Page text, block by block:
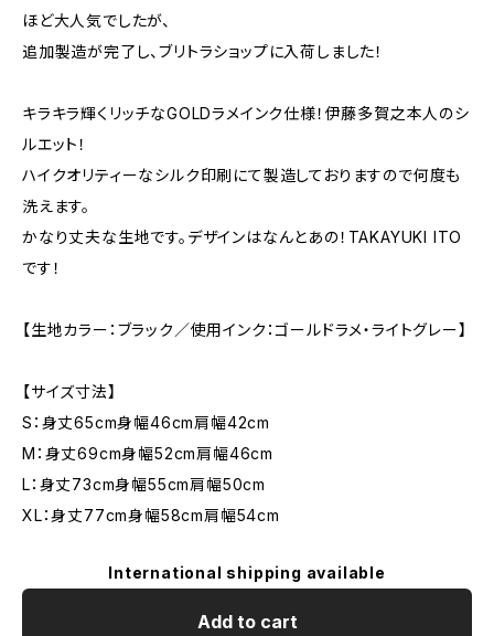
ほど大人気でしたが、
追加製造が完了し、ブリトラショップに入荷しました！
キラキラ輝くリッチなGOLDラメインク仕様！伊藤多賀之本人のシ
ルエット！
ハイクオリティーなシルク印刷にて製造しておりますので何度も
洗えます。
かなり丈夫な生地です。デザインはなんとあの！TAKAYUKI ITO
です！
【生地カラー：ブラック／使用インク：ゴールドラメ・ライトグレー】
【サイズ寸法】
S：身丈65cm身幅46cm肩幅42cm
M：身丈69cm身幅52cm肩幅46cm
L：身丈73cm身幅55cm肩幅50cm
XL：身丈77cm身幅58cm肩幅54cm
International shipping available
Add to cart